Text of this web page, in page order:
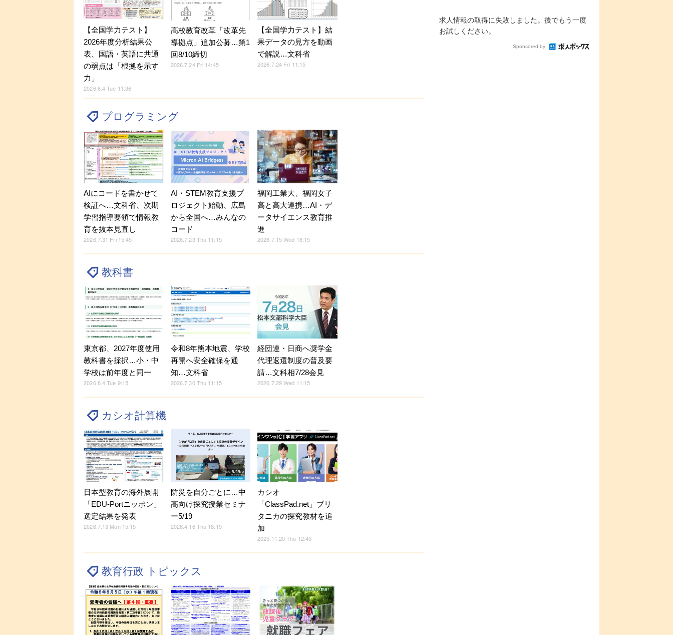
【全国学力テスト】
2026年度分析結果公
表、国語・英語に共通
の弱点は「根拠を示す
力」
2026.8.4 Tue 11:36
高校教育改革「改革先
導拠点」追加公募…第1
回8/10締切
2026.7.24 Fri 14:45
【全国学力テスト】結
果データの見方を動画
で解説…文科省
2026.7.24 Fri 11:15
プログラミング
AIにコードを書かせて
検証へ…文科省、次期
学習指導要領で情報教
育を抜本見直し
2026.7.31 Fri 15:45
AI・STEM教育支援プ
ロジェクト始動、広島
から全国へ…みんなの
コード
2026.7.23 Thu 11:15
福岡工業大、福岡女子
高と高大連携…AI・デ
ータサイエンス教育推
進
2026.7.15 Wed 18:15
教科書
東京都、2027年度使用
教科書を採択…小・中
学校は前年度と同一
2026.8.4 Tue 9:15
令和8年熊本地震、学校
再開へ安全確保を通
知…文科省
2026.7.30 Thu 11:15
経団連・日商へ奨学金
代理返還制度の普及要
請…文科相7/28会見
2026.7.29 Wed 11:15
カシオ計算機
日本型教育の海外展開
「EDU-Portニッポン」
選定結果を発表
2026.7.13 Mon 15:15
防災を自分ごとに…中
高向け探究授業セミナ
ー5/19
2026.4.16 Thu 18:15
カシオ
「ClassPad.net」ブリ
タニカの探究教材を追
加
2025.11.20 Thu 12:45
教育行政 トピックス
求人情報の取得に失敗しました。後でもう一度
お試しください。
Sponsored by